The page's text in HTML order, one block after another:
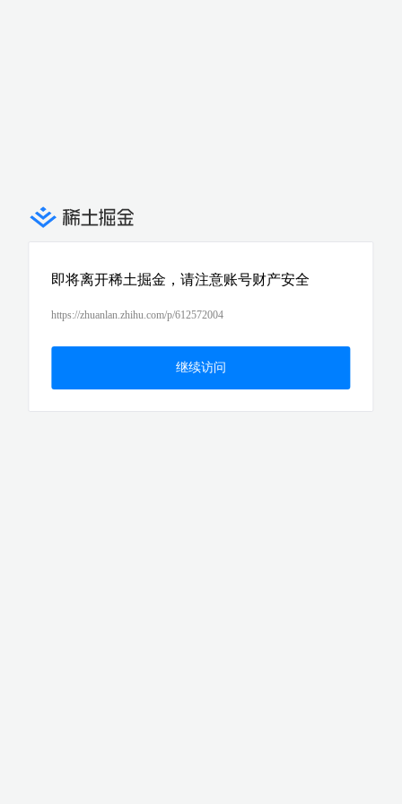
即将离开稀土掘金，请注意账号财产安全
https://zhuanlan.zhihu.com/p/612572004
继续访问